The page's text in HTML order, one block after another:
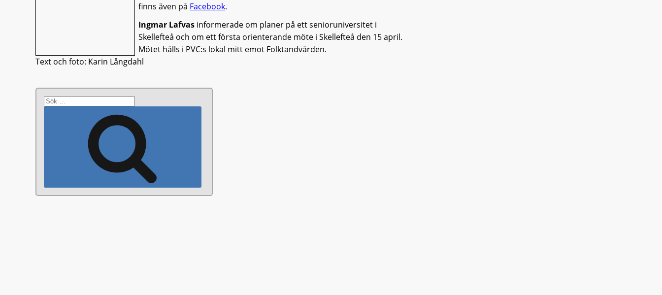
finns även på Facebook.
Ingmar Lafvas informerade om planer på ett senioruniversitet i
Skellefteå och om ett första orienterande möte i Skellefteå den 15 april.
Mötet hålls i PVC:s lokal mitt emot Folktandvården.
Text och foto: Karin Långdahl
Sök
efter: